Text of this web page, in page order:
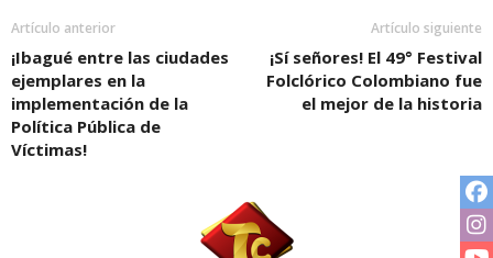
Artículo anterior
¡Ibagué entre las ciudades
ejemplares en la
implementación de la
Política Pública de
Víctimas!
Artículo siguiente
¡Sí señores! El 49° Festival
Folclórico Colombiano fue
el mejor de la historia